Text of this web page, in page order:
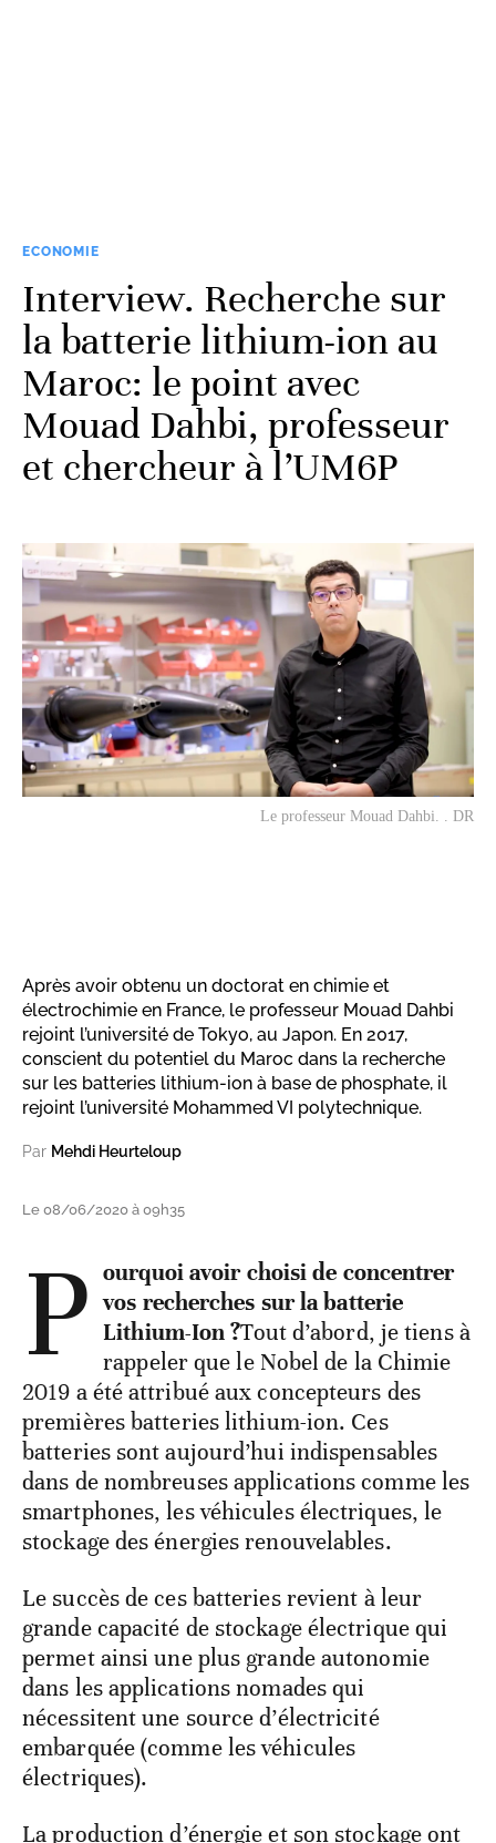
ECONOMIE
Interview. Recherche sur
la batterie lithium-ion au
Maroc: le point avec
Mouad Dahbi, professeur
et chercheur à l’UM6P
Le professeur Mouad Dahbi. . DR
Après avoir obtenu un doctorat en chimie et
électrochimie en France, le professeur Mouad Dahbi
rejoint l’université de Tokyo, au Japon. En 2017,
conscient du potentiel du Maroc dans la recherche
sur les batteries lithium-ion à base de phosphate, il
rejoint l’université Mohammed VI polytechnique.
Par Mehdi Heurteloup
Le 08/06/2020 à 09h35
P ourquoi avoir choisi de concentrer
vos recherches sur la batterie
Lithium-Ion ?Tout d’abord, je tiens à
rappeler que le Nobel de la Chimie
2019 a été attribué aux concepteurs des
premières batteries lithium-ion. Ces
batteries sont aujourd’hui indispensables
dans de nombreuses applications comme les
smartphones, les véhicules électriques, le
stockage des énergies renouvelables.
Le succès de ces batteries revient à leur
grande capacité de stockage électrique qui
permet ainsi une plus grande autonomie
dans les applications nomades qui
nécessitent une source d’électricité
embarquée (comme les véhicules
électriques).
La production d’énergie et son stockage ont